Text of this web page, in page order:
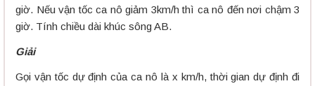
giờ. Nếu vận tốc ca nô giảm 3km/h thì ca nô đến nơi chậm 3
giờ. Tính chiều dài khúc sông AB.
Giải
Gọi vận tốc dự định của ca nô là x km/h, thời gian dự định đi